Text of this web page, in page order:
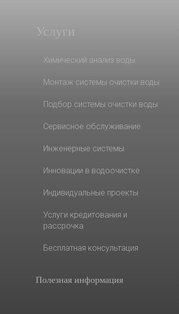
Услуги
Химический анализ воды
Монтаж системы очистки воды
Подбор системы очистки воды
Сервисное обслуживание
Инженерные системы
Инновации в водоочистке
Индивидуальные проекты
Услуги кредитования и
рассрочка
Бесплатная консультация
Полезная информация